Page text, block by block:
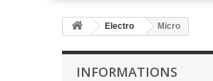
Electro Micro
INFORMATIONS